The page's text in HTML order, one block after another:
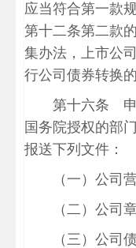
应当符合第一款
第十二条第二款
集办法，上市公
行公司债券转换的
第十六条 申
国务院授权的部
报送下列文件：
（一）公司
（二）公司
（三）公司